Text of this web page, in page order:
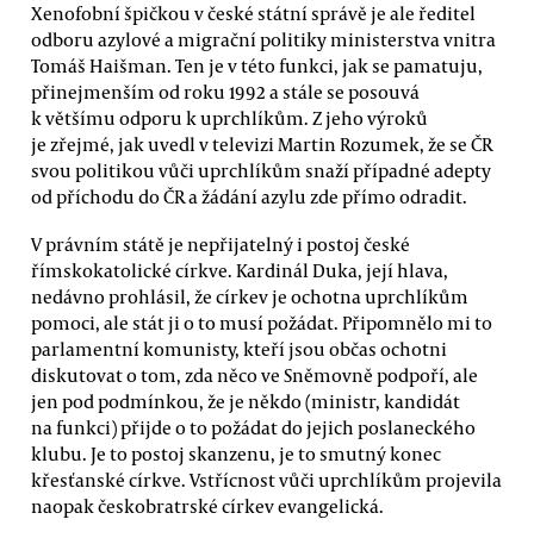
Xenofobní špičkou v české státní správě je ale ředitel
odboru azylové a migrační politiky ministerstva vnitra
Tomáš Haišman. Ten je v této funkci, jak se pamatuju,
přinejmenším od roku 1992 a stále se posouvá
k většímu odporu k uprchlíkům. Z jeho výroků
je zřejmé, jak uvedl v televizi Martin Rozumek, že se ČR
svou politikou vůči uprchlíkům snaží případné adepty
od příchodu do ČR a žádání azylu zde přímo odradit.
V právním státě je nepřijatelný i postoj české
římskokatolické církve. Kardinál Duka, její hlava,
nedávno prohlásil, že církev je ochotna uprchlíkům
pomoci, ale stát ji o to musí požádat. Připomnělo mi to
parlamentní komunisty, kteří jsou občas ochotni
diskutovat o tom, zda něco ve Sněmovně podpoří, ale
jen pod podmínkou, že je někdo (ministr, kandidát
na funkci) přijde o to požádat do jejich poslaneckého
klubu. Je to postoj skanzenu, je to smutný konec
křesťanské církve. Vstřícnost vůči uprchlíkům projevila
naopak českobratrské církev evangelická.